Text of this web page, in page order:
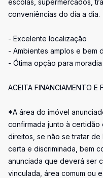
escolas, supermercados,
conveniências do dia a dia.
- Excelente localização
- Ambientes amplos e bem
- Ótima opção para
ACEITA FINANCIAMENTO E
*A área do imóvel
confirmada junto à
direitos, se não se tratar
certa e discriminada, bem
anunciada que deverá ser
vinculada, área comum ou